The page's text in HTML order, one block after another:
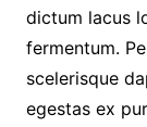
dictum lacus
fermentum.
scelerisque
egestas ex